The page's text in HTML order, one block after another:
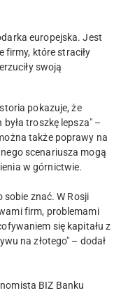
europejska. Jest
firmy, które straciły
swoją
pokazuje, że
troszkę lepsza" –
także poprawy na
scenariusza mogą
w górnictwie.
sobie znać. W Rosji
firm, problemami
się kapitału z
na złotego" – dodał
BIZ Banku